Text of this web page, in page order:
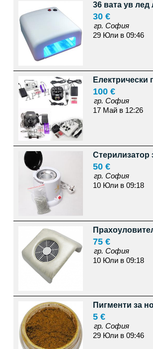
36 вата ув лед
30 €
гр. София
29 Юли в 09:46
100 €
гр. София
17 Май в 12:26
Стерилизатор
50 €
гр. София
10 Юли в 09:18
75 €
гр. София
10 Юли в 09:18
Пигменти за
5 €
гр. София
29 Юли в 09:46